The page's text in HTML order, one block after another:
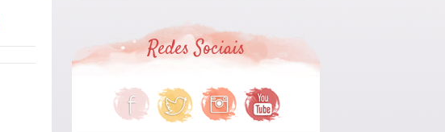
Redes Sociais